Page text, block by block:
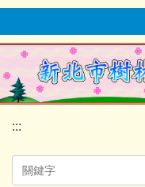
跳
要
內
容
區
:::